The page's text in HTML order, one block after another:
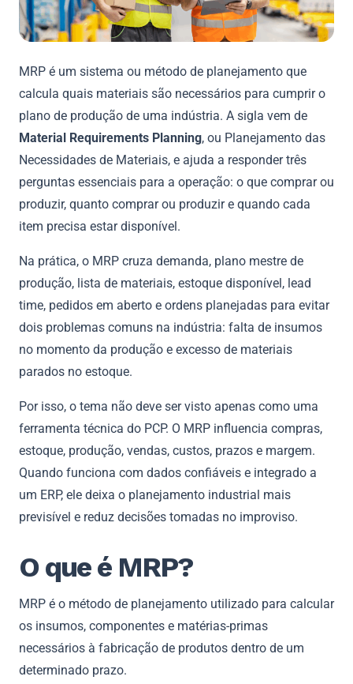
MRP é um sistema ou método de planejamento que
calcula quais materiais são necessários para cumprir o
plano de produção de uma indústria. A sigla vem de
Material Requirements Planning, ou Planejamento das
Necessidades de Materiais, e ajuda a responder três
perguntas essenciais para a operação: o que comprar ou
produzir, quanto comprar ou produzir e quando cada
item precisa estar disponível.
Na prática, o MRP cruza demanda, plano mestre de
produção, lista de materiais, estoque disponível, lead
time, pedidos em aberto e ordens planejadas para evitar
dois problemas comuns na indústria: falta de insumos
no momento da produção e excesso de materiais
parados no estoque.
Por isso, o tema não deve ser visto apenas como uma
ferramenta técnica do PCP. O MRP influencia compras,
estoque, produção, vendas, custos, prazos e margem.
Quando funciona com dados confiáveis e integrado a
um ERP, ele deixa o planejamento industrial mais
previsível e reduz decisões tomadas no improviso.
O que é MRP?
MRP é o método de planejamento utilizado para calcular
os insumos, componentes e matérias-primas
necessários à fabricação de produtos dentro de um
determinado prazo.